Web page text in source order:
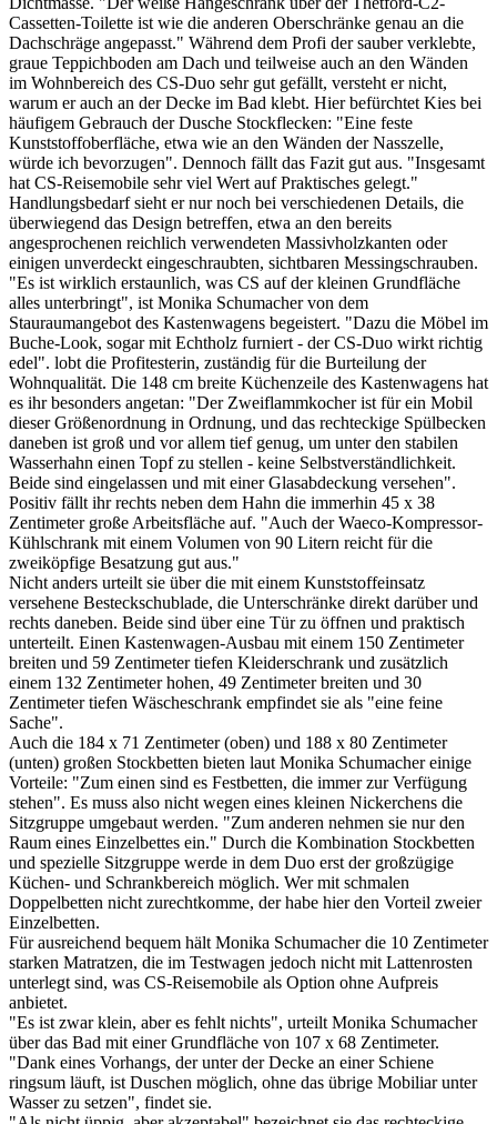
Cassetten-Toilette ist wie die anderen Oberschränke genau an die
Dachschräge angepasst." Während dem Profi der sauber verklebte,
graue Teppichboden am Dach und teilweise auch an den Wänden
im Wohnbereich des CS-Duo sehr gut gefällt, versteht er nicht,
warum er auch an der Decke im Bad klebt. Hier befürchtet Kies bei
häufigem Gebrauch der Dusche Stockflecken: "Eine feste
Kunststoffoberfläche, etwa wie an den Wänden der Nasszelle,
würde ich bevorzugen". Dennoch fällt das Fazit gut aus. "Insgesamt
hat CS-Reisemobile sehr viel Wert auf Praktisches gelegt."
Handlungsbedarf sieht er nur noch bei verschiedenen Details, die
überwiegend das Design betreffen, etwa an den bereits
angesprochenen reichlich verwendeten Massivholzkanten oder
einigen unverdeckt eingeschraubten, sichtbaren Messingschrauben.
"Es ist wirklich erstaunlich, was CS auf der kleinen Grundfläche
alles unterbringt", ist Monika Schumacher von dem
Stauraumangebot des Kastenwagens begeistert. "Dazu die Möbel im
Buche-Look, sogar mit Echtholz furniert - der CS-Duo wirkt richtig
edel". lobt die Profitesterin, zuständig für die Burteilung der
Wohnqualität. Die 148 cm breite Küchenzeile des Kastenwagens hat
es ihr besonders angetan: "Der Zweiflammkocher ist für ein Mobil
dieser Größenordnung in Ordnung, und das rechteckige Spülbecken
daneben ist groß und vor allem tief genug, um unter den stabilen
Wasserhahn einen Topf zu stellen - keine Selbstverständlichkeit.
Beide sind eingelassen und mit einer Glasabdeckung versehen".
Positiv fällt ihr rechts neben dem Hahn die immerhin 45 x 38
Zentimeter große Arbeitsfläche auf. "Auch der Waeco-Kompressor-
Kühlschrank mit einem Volumen von 90 Litern reicht für die
zweiköpfige Besatzung gut aus."
Nicht anders urteilt sie über die mit einem Kunststoffeinsatz
versehene Besteckschublade, die Unterschränke direkt darüber und
rechts daneben. Beide sind über eine Tür zu öffnen und praktisch
unterteilt. Einen Kastenwagen-Ausbau mit einem 150 Zentimeter
breiten und 59 Zentimeter tiefen Kleiderschrank und zusätzlich
einem 132 Zentimeter hohen, 49 Zentimeter breiten und 30
Zentimeter tiefen Wäscheschrank empfindet sie als "eine feine
Sache".
Auch die 184 x 71 Zentimeter (oben) und 188 x 80 Zentimeter
(unten) großen Stockbetten bieten laut Monika Schumacher einige
Vorteile: "Zum einen sind es Festbetten, die immer zur Verfügung
stehen". Es muss also nicht wegen eines kleinen Nickerchens die
Sitzgruppe umgebaut werden. "Zum anderen nehmen sie nur den
Raum eines Einzelbettes ein." Durch die Kombination Stockbetten
und spezielle Sitzgruppe werde in dem Duo erst der großzügige
Küchen- und Schrankbereich möglich. Wer mit schmalen
Doppelbetten nicht zurechtkomme, der habe hier den Vorteil zweier
Einzelbetten.
Für ausreichend bequem hält Monika Schumacher die 10 Zentimeter
starken Matratzen, die im Testwagen jedoch nicht mit Lattenrosten
unterlegt sind, was CS-Reisemobile als Option ohne Aufpreis
anbietet.
"Es ist zwar klein, aber es fehlt nichts", urteilt Monika Schumacher
über das Bad mit einer Grundfläche von 107 x 68 Zentimeter.
"Dank eines Vorhangs, der unter der Decke an einer Schiene
ringsum läuft, ist Duschen möglich, ohne das übrige Mobiliar unter
Wasser zu setzen", findet sie.